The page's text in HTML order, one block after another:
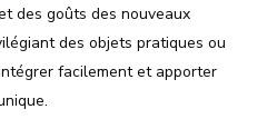
des goûts des nouveaux
des objets pratiques ou
facilement et apporter